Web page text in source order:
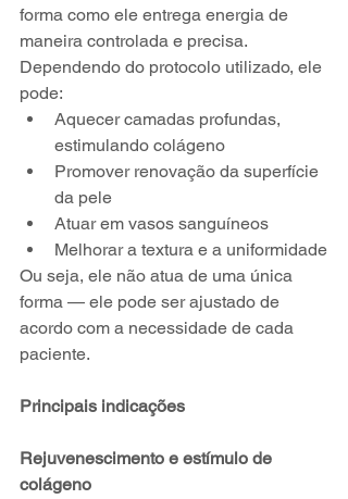
forma como ele entrega energia de
maneira controlada e precisa.
Dependendo do protocolo utilizado, ele
pode:
Aquecer camadas profundas,
estimulando colágeno
Promover renovação da superfície
da pele
Atuar em vasos sanguíneos
Melhorar a textura e a uniformidade
Ou seja, ele não atua de uma única
forma — ele pode ser ajustado de
acordo com a necessidade de cada
paciente.
Principais indicações
Rejuvenescimento e estímulo de
colágeno